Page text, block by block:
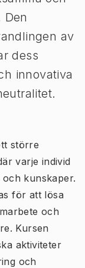
Den
av
dess
innovativa
större
varje individ
kunskaper.
för att lösa
och
Kursen
aktiviteter
och